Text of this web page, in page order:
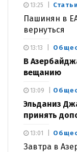
Пашинян в
вернуться
13:25
В
вещанию
13:13
Эльданиз
принять
13:09
Завтра в
13:01